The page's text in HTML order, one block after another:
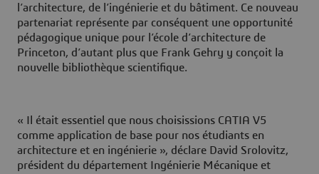
l’architecture, de l’ingénierie et du bâtiment. Ce nouveau
partenariat représente par conséquent une opportunité
pédagogique unique pour l’école d’architecture de
Princeton, d’autant plus que Frank Gehry y conçoit la
nouvelle bibliothèque scientifique.
« Il était essentiel que nous choisissions CATIA V5
comme application de base pour nos étudiants en
architecture et en ingénierie », déclare David Srolovitz,
président du département Ingénierie Mécanique et